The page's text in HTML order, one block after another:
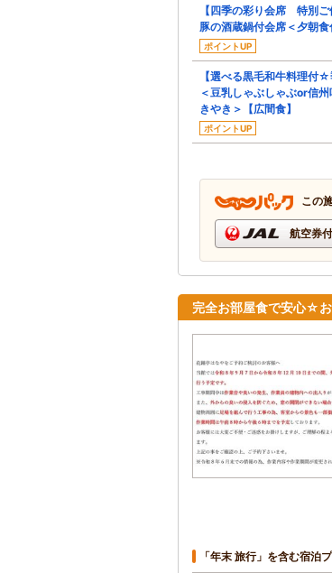
【四季の彩り会席 特別
豚の酒蔵鍋付会席＜夕朝
ポイントUP
【選べる黒毛和牛料理付☆
＜豆乳しゃぶしゃぶor信
きやき＞【広間食】
ポイントUP
この
航空券
完全お部屋食で安心☆
「年末 旅行」を含む宿泊